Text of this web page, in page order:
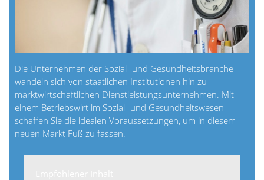
Die Unternehmen der Sozial- und Gesundheitsbranche
wandeln sich von staatlichen Institutionen hin zu
marktwirtschaftlichen Dienstleistungsunternehmen. Mit
einem Betriebswirt im Sozial- und Gesundheitswesen
schaffen Sie die idealen Voraussetzungen, um in diesem
neuen Markt Fuß zu fassen.